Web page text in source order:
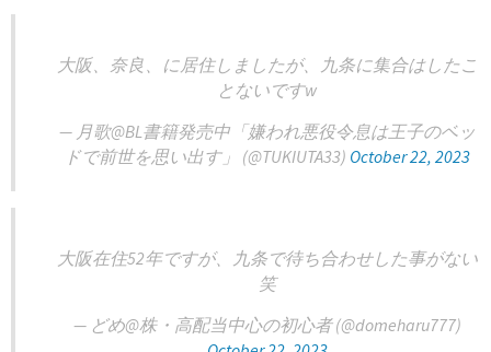
大阪、奈良、に居住しましたが、九条に集合はしたこ
とないですw
— 月歌@BL書籍発売中「嫌われ悪役令息は王子のベッ
ドで前世を思い出す」 (@TUKIUTA33) October 22, 2023
大阪在住52年ですが、九条で待ち合わせした事がない
笑
— どめ@株・高配当中心の初心者 (@domeharu777)